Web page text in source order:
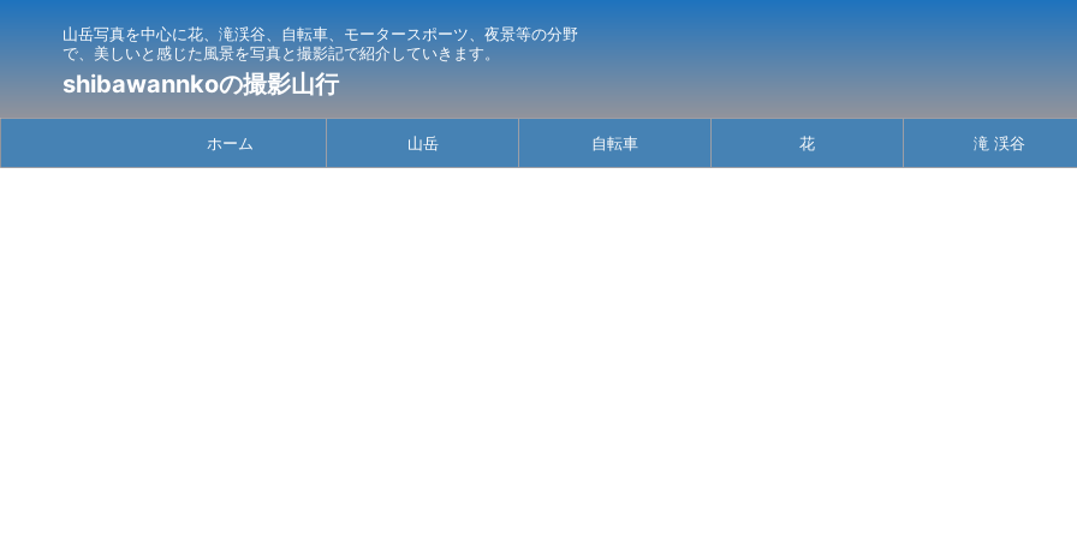
山岳写真を中心に花、滝渓谷、自転車、モータースポーツ、夜景等の分野
で、美しいと感じた風景を写真と撮影記で紹介していきます。
shibawannkoの撮影山行
ホーム 山岳 自転車 花 滝 渓谷